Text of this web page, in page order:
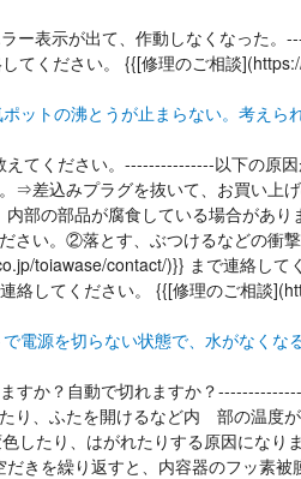
ー表示が出て、作動しなくなった
てください。 {{[修理のご相談
ットの沸とうが止まらない。考えら
てください。---------------以下の
⇒差込みプラグを抜いて、お買い
部の部品が腐食している場合があ
さい。②落とす、ぶつけるなどの
toiawase/contact/)}} まで連絡し
絡してください。 {{[修理のご相談
電源を切らない状態で、水がなくな
すか？自動で切れますか？
り、ふたを開けるなど内 部の温度
したり、はがれたりする原因にな
きを繰り返すと、内容器のフッ素